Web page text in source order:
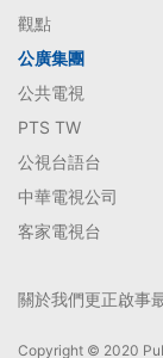
觀點
公廣集團
公共電視
PTS TW
公視台語台
中華電視公司
客家電視台
關於我們更正啟事
Copyright © 2020